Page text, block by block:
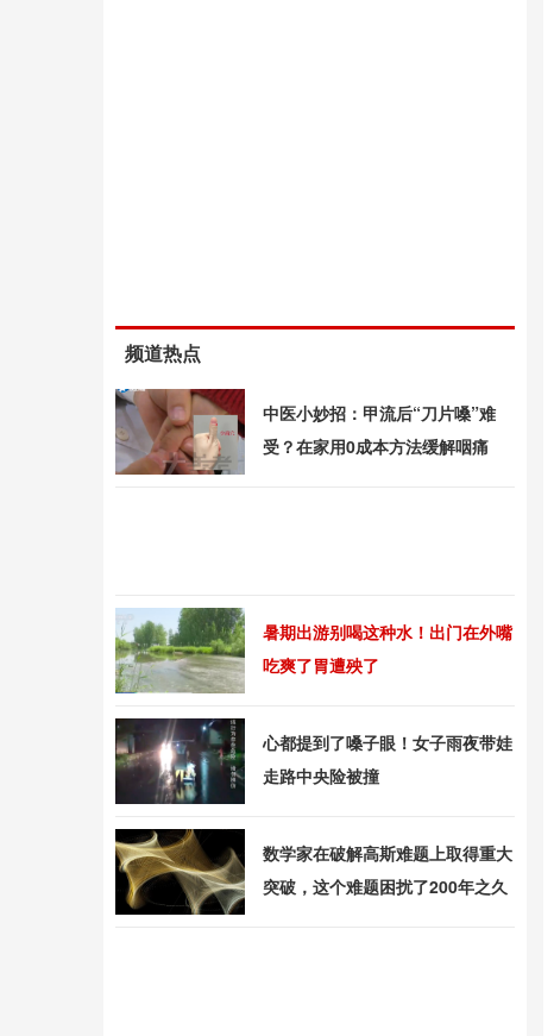
频道热点
中医小妙招：甲流后“刀片嗓”难
受？在家用0成本方法缓解咽痛
暑期出游别喝这种水！出门在外嘴
吃爽了胃遭殃了
心都提到了嗓子眼！女子雨夜带娃
走路中央险被撞
数学家在破解高斯难题上取得重大
突破，这个难题困扰了200年之久